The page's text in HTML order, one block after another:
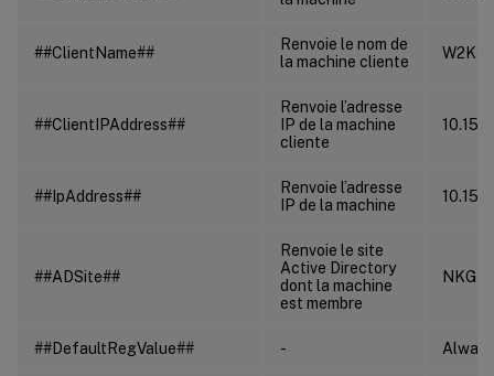
##ClientName##
Renvoie le nom de
la machine cliente
##ClientIPAddress##
Renvoie l’adresse
IP de la machine
cliente
##IpAddress##
Renvoie l’adresse
IP de la machine
##ADSite##
Renvoie le site
Active Directory
dont la machine
est membre
NKG
##DefaultRegValue## -